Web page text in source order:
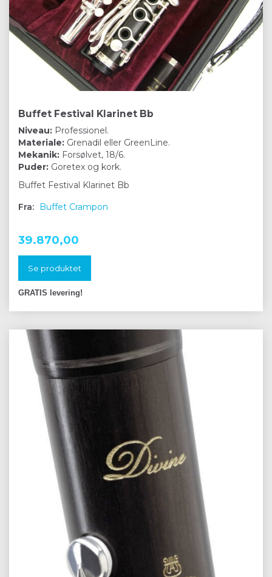
Buffet Festival Klarinet Bb
Niveau: Professionel.
Materiale: Grenadil eller GreenLine.
Mekanik: Forsølvet, 18/6.
Puder: Goretex og kork.
Buffet Festival Klarinet Bb
Fra: Buffet Crampon
39.870,00
Se produktet
GRATIS levering!